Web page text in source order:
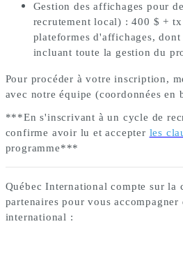
Gestion des affichages pour
recrutement local) : 400 $ +
plateformes d'affichages,
incluant toute la gestion du
Pour procéder à votre inscription,
avec notre équipe (coordonnées en
***En s'inscrivant à un cycle de
confirme avoir lu et accepter les
programme***
Québec International compte sur la
partenaires pour vous
international :